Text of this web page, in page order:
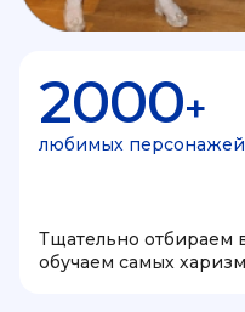
2000+
любимых персонажей
Тщательно отбираем
обучаем самых